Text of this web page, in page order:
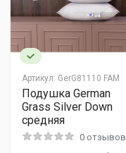
Артикул: GerG81110 FAM
Подушка German
Grass Silver Down
средняя
0 отзывов